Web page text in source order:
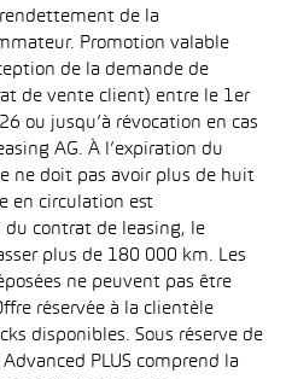
de la
Promotion valable
de la demande de
de vente client) entre le 1er
ou jusqu’à révocation en cas
AG. À l’expiration du
ne doit pas avoir plus de huit
en circulation est
du contrat de leasing, le
plus de 180 000 km. Les
ne peuvent pas être
réservée à la clientèle
disponibles. Sous réserve de
PLUS comprend la